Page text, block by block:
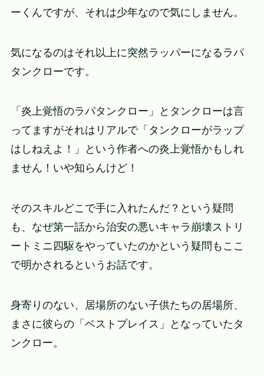
ーくんですが、それは少年なので気にしません。
気になるのはそれ以上に突然ラッパーになるラパ
タンクローです。
「炎上覚悟のラパタンクロー」とタンクローは言
ってますがそれはリアルで「タンクローがラップ
はしねえよ！」という作者への炎上覚悟かもしれ
ません！いや知らんけど！
そのスキルどこで手に入れたんだ？という疑問
も、なぜ第一話から治安の悪いキャラ崩壊ストリ
ートミニ四駆をやっていたのかという疑問もここ
で明かされるというお話です。
身寄りのない、居場所のない子供たちの居場所、
まさに彼らの「ベストプレイス」となっていたタ
ンクロー。